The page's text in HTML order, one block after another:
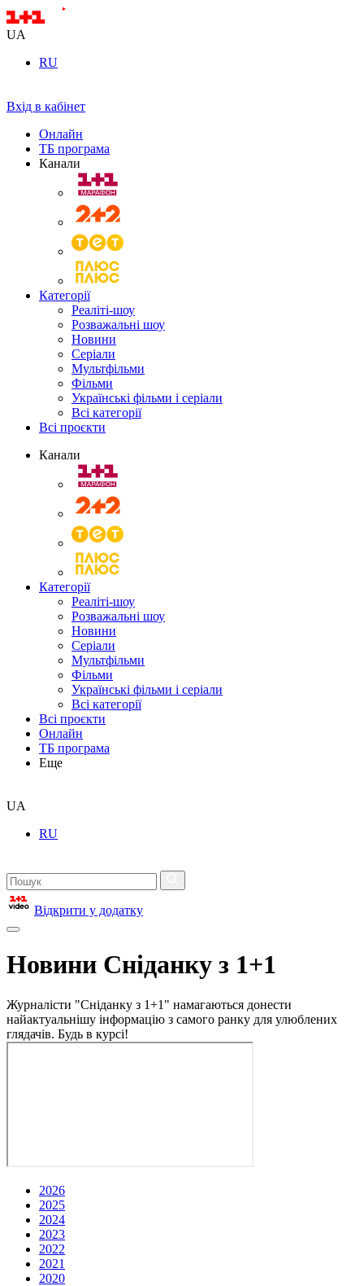
UA
RU
Вхід в кабінет
Онлайн
ТБ програма
Канали
Категорії
Реаліті-шоу
Розважальні шоу
Новини
Серіали
Мультфільми
Фільми
Українські фільми і серіали
Всі категорії
Всі проєкти
Канали
Категорії
Реаліті-шоу
Розважальні шоу
Новини
Серіали
Мультфільми
Фільми
Українські фільми і серіали
Всі категорії
Всі проєкти
Онлайн
ТБ програма
Еще
UA
RU
Відкрити у додатку
Новини Сніданку з 1+1
Журналісти "Сніданку з 1+1" намагаються донести
найактуальнішу інформацію з самого ранку для улюблених
глядачів. Будь в курсі!
2026
2025
2024
2023
2022
2021
2020